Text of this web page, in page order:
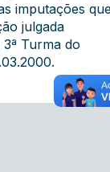
imputações
julgada
Turma do